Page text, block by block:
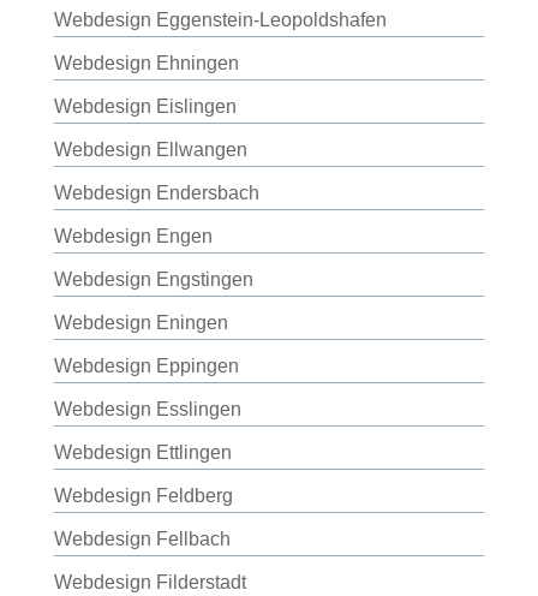
Webdesign Eggenstein-Leopoldshafen
Webdesign Ehningen
Webdesign Eislingen
Webdesign Ellwangen
Webdesign Endersbach
Webdesign Engen
Webdesign Engstingen
Webdesign Eningen
Webdesign Eppingen
Webdesign Esslingen
Webdesign Ettlingen
Webdesign Feldberg
Webdesign Fellbach
Webdesign Filderstadt